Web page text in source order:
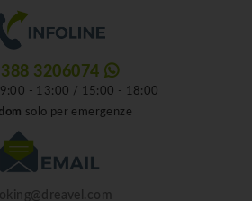
3206074
- 13:00 / 15:00 - 18:00
solo per emergenze